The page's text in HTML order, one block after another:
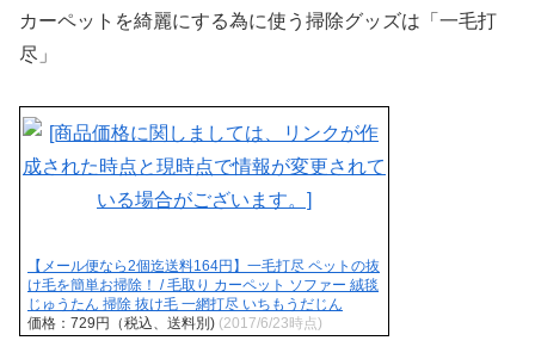
カーペットを綺麗にする為に使う掃除グッズは 「一毛打
尽」
【メール便なら2個迄送料164円】一毛打尽 ペットの抜
け毛を簡単お掃除！ / 毛取り カーペット ソファー 絨毯
じゅうたん 掃除 抜け毛 一網打尽 いちもうだじん
価格：729円（税込、送料別) (2017/6/23時点)